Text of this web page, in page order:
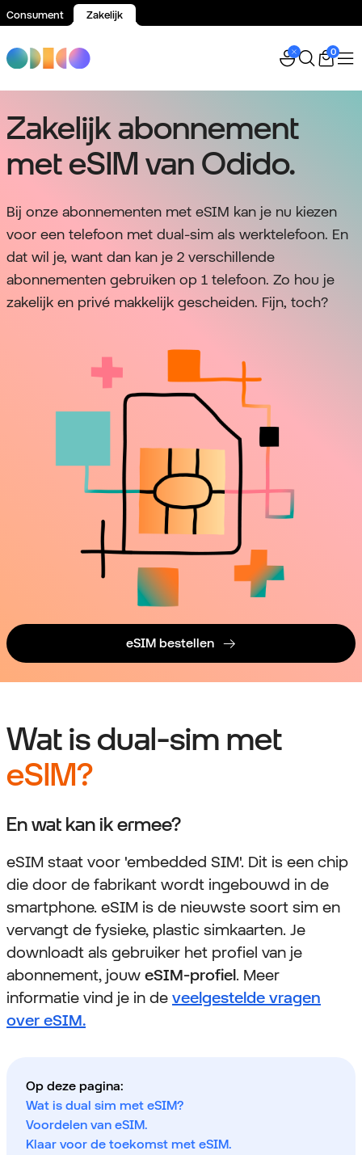
Consument Zakelijk
0
Zakelijk abonnement
met eSIM van Odido.
Bij onze abonnementen met eSIM kan je nu kiezen
voor een telefoon met dual-sim als werktelefoon. En
dat wil je, want dan kan je 2 verschillende
abonnementen gebruiken op 1 telefoon. Zo hou je
zakelijk en privé makkelijk gescheiden. Fijn, toch?
eSIM bestellen
Wat is dual-sim met
eSIM?
En wat kan ik ermee?
eSIM staat voor 'embedded SIM'. Dit is een chip
die door de fabrikant wordt ingebouwd in de
smartphone. eSIM is de nieuwste soort sim en
vervangt de fysieke, plastic simkaarten. Je
downloadt als gebruiker het profiel van je
abonnement, jouw eSIM-profiel. Meer
informatie vind je in de veelgestelde vragen
over eSIM.
Op deze pagina:
Wat is dual sim met eSIM?
Voordelen van eSIM.
Klaar voor de toekomst met eSIM.